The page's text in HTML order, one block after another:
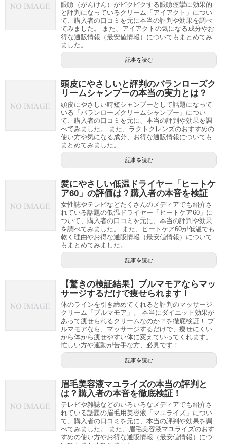
眼瞼（がんけん）がピクピクする眼瞼痙攣に効果的
と評判になっているクリーム「アイアクト」につい
て、購入者の口コミを元に本当の評判や効果を調べ
てみました。 また、アイアクトの気になる成分やお
得な通販情報（最安値情報）についてもまとめてみ
ました。
記事を読む
頭皮にやさしいと評判のバランローズク
リームシャンプーの本当の実力とは？
頭皮にやさしい時短シャンプーとして話題になって
いる「バランローズクリームシャンプー」につい
て、購入者の口コミを元に、本当の評判や効果を調
べてみました。 また、ラクトクレンズのおすすめの
使い方や気になる成分、お得な通販情報についても
まとめてみました。
記事を読む
髪にやさしい低温ドライヤー「ヒートケ
ア60」の評価は？購入者の本音を検証
女性誌やテレビなどたくさんのメディアでも紹介さ
れている話題の低温ドライヤー「ヒートケア60」に
ついて、購入者の口コミを元に、本当の評判や効果
を調べてみました。 また、ヒートケア60が低温でも
乾く理由やお得な通販情報（最安値情報）について
もまとめてみました。
記事を読む
【驚きの検証結果】プルマモアならマッ
サージするだけで痩せられます！
体のラインを引き締めてくれると評判のマッサージ
クリーム「プルマモア」。 本当にダイエット効果が
あって痩せられるクリームなのか？を徹底検証！ プ
ルマモアなら、マッサージするだけで、痩せにくい
から体から痩せやすい体に変えていってくれます。
忙しい方や運動が苦手な方、必見です！
記事を読む
眉毛美容液マユライズの本当の評判と
は？購入者の本音を徹底検証！
テレビや雑誌などのいろいろなメディアでも紹介さ
れている話題の眉毛用美容液「マユライズ」につい
て、購入者の口コミを元に、本当の評判や効果を調
べてみました。 また、眉毛美容液マユライズのおす
すめの使い方やお得な通販情報（最安値情報）につ